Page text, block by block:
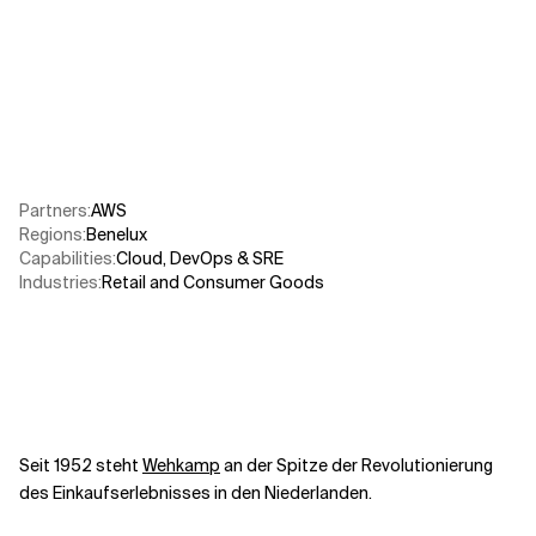
Partners:AWS​
Regions:Benelux
Capabilities:Cloud,DevOps & SRE
Industries:Retail and Consumer Goods
Seit 1952 steht Wehkamp an der Spitze der Revolutionierung
des Einkaufserlebnisses in den Niederlanden.